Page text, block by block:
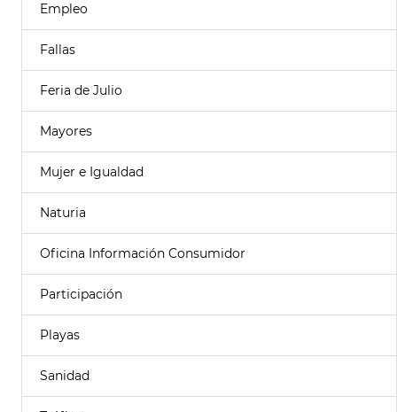
Empleo
Fallas
Feria de Julio
Mayores
Mujer e Igualdad
Naturia
Oficina Información Consumidor
Participación
Playas
Sanidad